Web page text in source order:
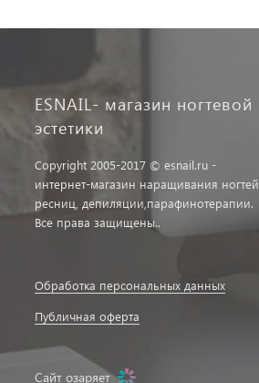
ESNAIL- магазин ногтевой
эстетики
Copyright 2005-2017 © esnail.ru -
интернет-магазин наращивания ногтей,
ресниц, депиляции,парафинотерапии.
Все права защищены..
Обработка персональных данных
Публичная оферта
Сайт озаряет